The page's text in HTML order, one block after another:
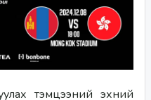
тэмцээний эхний